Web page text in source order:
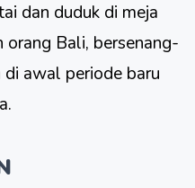
dan duduk di meja
orang Bali, bersenang-
awal periode baru